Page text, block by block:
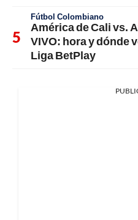
Fútbol Colombiano
América de Cali vs.
VIVO: hora y dónde
Liga BetPlay